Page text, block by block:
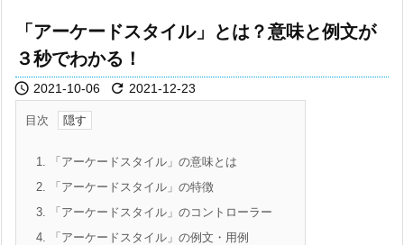
「アーケードスタイル」とは？意味と例文が
３秒でわかる！
 2021-10-06  2021-12-23
目次
1. 「アーケードスタイル」の意味とは
2. 「アーケードスタイル」の特徴
3. 「アーケードスタイル」のコントローラー
4. 「アーケードスタイル」の例文・用例